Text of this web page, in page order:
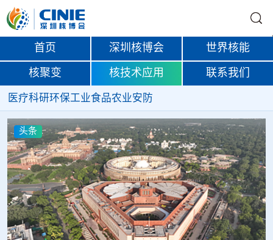
首页 深圳核博会 世界核能
核聚变 核技术应用 联系我们
医疗科研环保工业食品农业安防
头条